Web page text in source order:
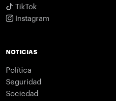
TikTok
Instagram
NOTICIAS
Política
Seguridad
Sociedad